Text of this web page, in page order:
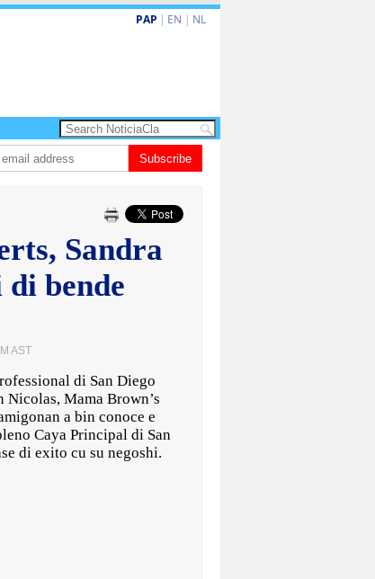
PAP | EN | NL
Sur Korea den duelo di pitcheo
Subscribe
Sandra
bende
AST
di San Diego
Nicolas, Mama Brown’s
a bin conoce e
Caya Principal di San
di exito cu su negoshi.